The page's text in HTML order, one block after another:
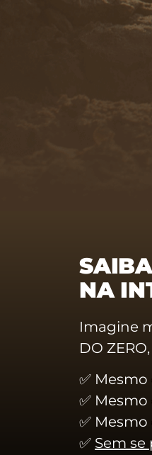
NA
Imagine
DO
✅
✅
✅
✅ Sem